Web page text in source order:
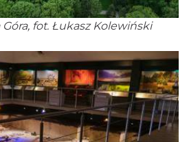
fot. Łukasz Kolewiński